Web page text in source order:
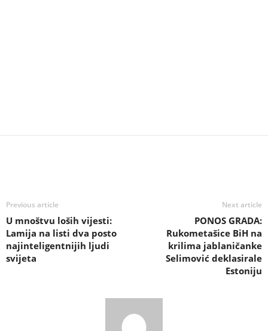
Previous article
U mnoštvu loših vijesti:
Lamija na listi dva posto
najinteligentnijih ljudi
svijeta
Next article
PONOS GRADA:
Rukometašice BiH na
krilima jablaničanke
Selimović deklasirale
Estoniju